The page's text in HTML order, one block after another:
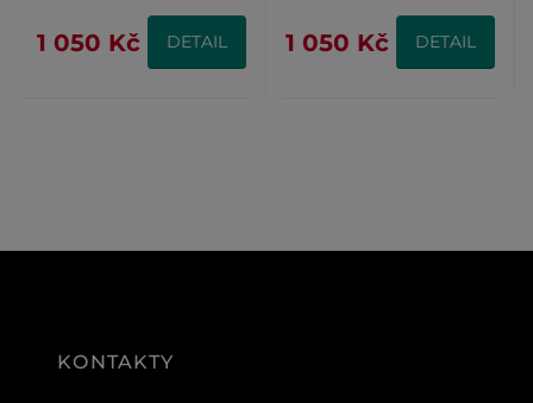
1 050 Kč DETAIL 1 050 Kč DETAIL
KONTAKTY